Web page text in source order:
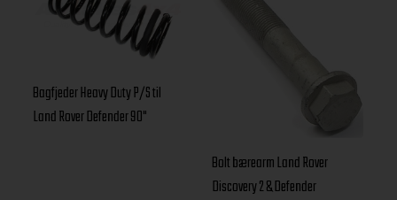
Bagfjeder Heavy Duty P/S til
Land Rover Defender 90"
Bolt bærearm Land Rover
Discovery 2 & Defender